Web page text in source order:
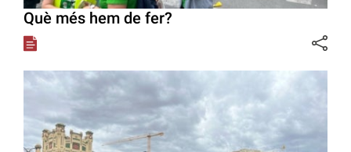
Què més hem de fer?